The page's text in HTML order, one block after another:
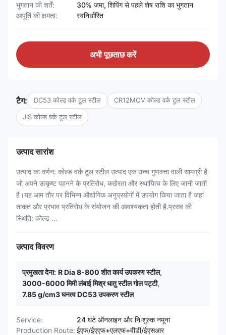
भुगतान की शर्तें:
30% जमा, शिपिंग से पहले शेष राशि का भुगतान
आपूर्ति की क्षमता:
स्वनिर्धारित
अभी पूछताछ करें
टैग: DC53 कोल्ड वर्क टूल स्टील CR12MOV कोल्ड वर्क टूल स्टील
JIS कोल्ड वर्क टूल स्टील
उत्पाद सारांश
उत्पाद का वर्णन: कोल्ड वर्क टूल स्टील उत्पाद एक उच्च गुणवत्ता वाली सामग्री है
जो अपने उत्कृष्ट पहनने के प्रतिरोध, कठोरता और स्थायित्व के लिए जानी जाती
है।यह आम तौर पर विभिन्न औद्योगिक अनुप्रयोगों में उपयोग किया जाता है जहां
ताकत और प्रभाव प्रतिरोध के संयोजन की आवश्यकता होती है.प्रसव की
स्थिति: कोल्ड ...
उत्पाद विवरण
प्रमुखता देना: R Dia 8-800 शीत कार्य उपकरण स्टील,
3000-6000 मिमी लंबाई मिश्र धातु स्टील गोल पट्टी,
7.85 g/cm3 घनत्व DC53 उपकरण स्टील
Service:
24 घंटे ऑनलाइन और निःशुल्क नमूना
Production Route: ईएफ/ईएएफ+एलएफ+वीडी/ईएसआर